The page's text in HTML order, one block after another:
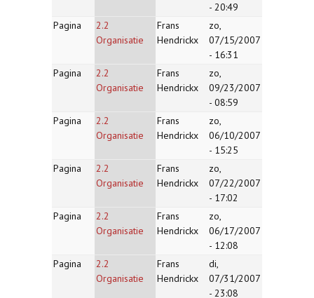
- 20:49
Pagina
2.2
Organisatie
Frans
Hendrickx
zo,
07/15/2007
- 16:31
Pagina
2.2
Organisatie
Frans
Hendrickx
zo,
09/23/2007
- 08:59
Pagina
2.2
Organisatie
Frans
Hendrickx
zo,
06/10/2007
- 15:25
Pagina
2.2
Organisatie
Frans
Hendrickx
zo,
07/22/2007
- 17:02
Pagina
2.2
Organisatie
Frans
Hendrickx
zo,
06/17/2007
- 12:08
Pagina
2.2
Organisatie
Frans
Hendrickx
di,
07/31/2007
- 23:08